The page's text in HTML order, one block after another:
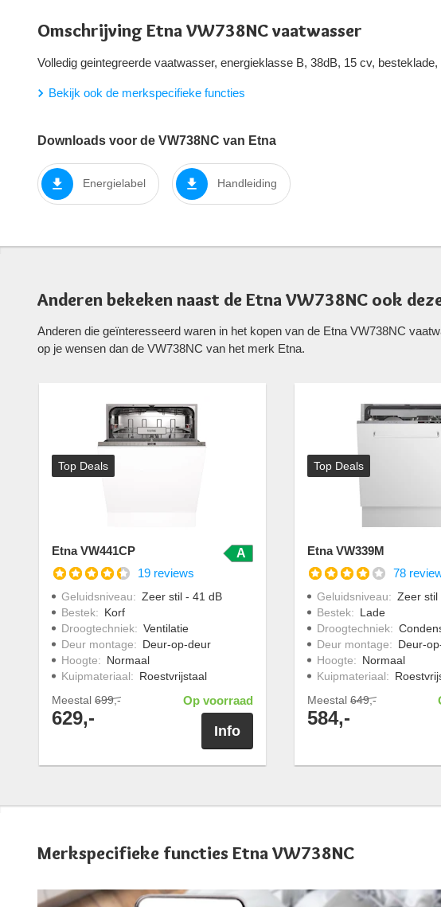
Omschrijving Etna VW738NC vaatwasser
Volledig geintegreerde vaatwasser, energieklasse B, 38dB, 15 cv, besteklade,
Bekijk ook de merkspecifieke functies
Downloads voor de VW738NC van Etna
Energielabel Handleiding
Anderen bekeken naast de Etna VW738NC ook
Anderen die geïnteresseerd waren in het kopen van de Etna VW738NC
op je wensen dan de VW738NC van het merk Etna.
Top Deals
Etna VW441CP
A
19 reviews
Geluidsniveau: Zeer stil - 41 dB
Bestek: Korf
Droogtechniek: Ventilatie
Deur montage: Deur-op-deur
Hoogte: Normaal
Kuipmateriaal: Roestvrijstaal
Meestal 699,-
629,-
Op voorraad
Info
Top Deals
Etna VW339M
78
Geluidsniveau: Zeer stil
Bestek: Lade
Droogtechniek:
Deur montage: Deur-
Hoogte: Normaal
Kuipmateriaal:
Meestal 649,-
584,-
Merkspecifieke functies Etna VW738NC